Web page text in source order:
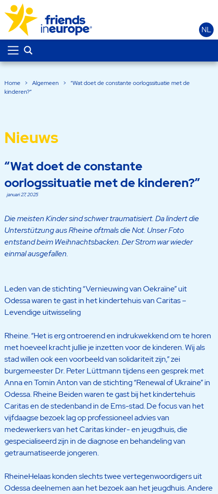
NL
Home > Algemeen >
“Wat doet de constante oorlogssituatie met de
kinderen?”
Nieuws
“Wat doet de constante
oorlogssituatie met de kinderen?”
januari 27, 2025
Die meisten Kinder sind schwer traumatisiert. Da lindert die
Unterstützung aus Rheine oftmals die Not. Unser Foto
entstand beim Weihnachtsbacken. Der Strom war wieder
einmal ausgefallen.
Leden van de stichting “Vernieuwing van Oekraïne” uit
Odessa waren te gast in het kindertehuis van Caritas –
Levendige uitwisseling
Rheine. “Het is erg ontroerend en indrukwekkend om te horen
met hoeveel kracht jullie je inzetten voor de kinderen. Wij als
stad willen ook een voorbeeld van solidariteit zijn,” zei
burgemeester Dr. Peter Lüttmann tijdens een gesprek met
Anna en Tomin Anton van de stichting “Renewal of Ukraine” in
Odessa. Rheine Beiden waren te gast bij het kindertehuis
Caritas en de stedenband in de Ems-stad. De focus van het
vijfdaagse bezoek lag op professioneel advies van
medewerkers van het Caritas kinder- en jeugdhuis, die
gespecialiseerd zijn in de diagnose en behandeling van
getraumatiseerde jongeren.
RheineHelaas konden slechts twee vertegenwoordigers uit
Odessa deelnemen aan het bezoek aan het jeugdhuis. Andere